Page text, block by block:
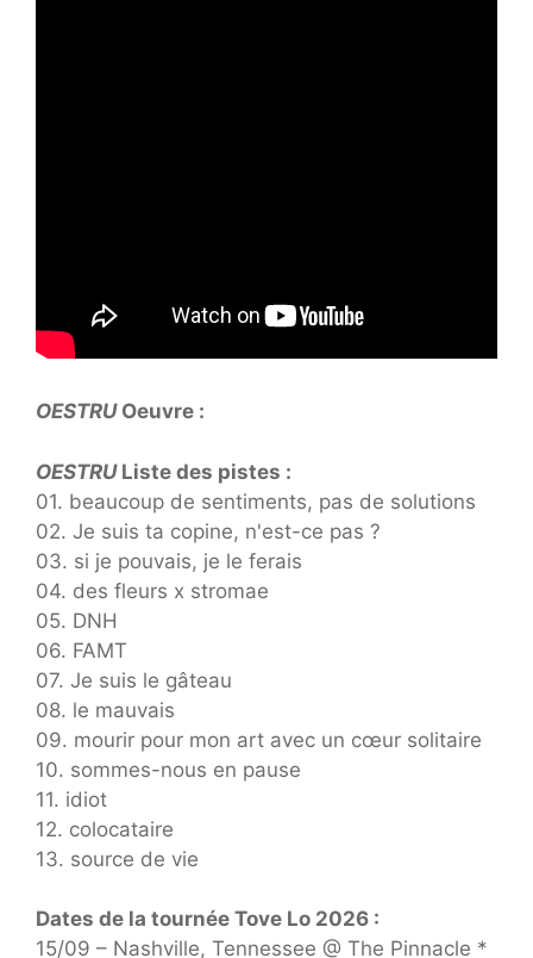
OESTRUOeuvre :
OESTRUListe des pistes :
01. beaucoup de sentiments, pas de solutions
02. Je suis ta copine, n'est-ce pas ?
03. si je pouvais, je le ferais
04. des fleurs x stromae
05. DNH
06. FAMT
07. Je suis le gâteau
08. le mauvais
09. mourir pour mon art avec un cœur solitaire
10. sommes-nous en pause
11. idiot
12. colocataire
13. source de vie
Dates de la tournée Tove Lo 2026 :
15/09 – Nashville, Tennessee @ The Pinnacle *